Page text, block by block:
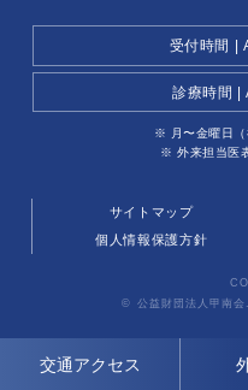
交通アクセス
受付時間 |
診療時間 |
※ 月〜金曜日（
※ 外来担当医
サイトマップ
個人情報保護方針
© 公益財団法人甲南